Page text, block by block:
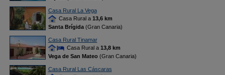
Casa Rural La Vega
Casa Rural a 13,6 km
Santa Brígida(Gran Canaria)
Casa Rural Tinamar
Casa Rural a 13,8 km
Vega de San Mateo(Gran Canaria)
Casa Rural Las Cáscaras